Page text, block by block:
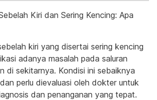
Kiri dan Sering Kencing: Apa
kiri yang disertai sering kencing
adanya masalah pada saluran
di sekitarnya. Kondisi ini sebaiknya
perlu dievaluasi oleh dokter untuk
dan penanganan yang tepat.